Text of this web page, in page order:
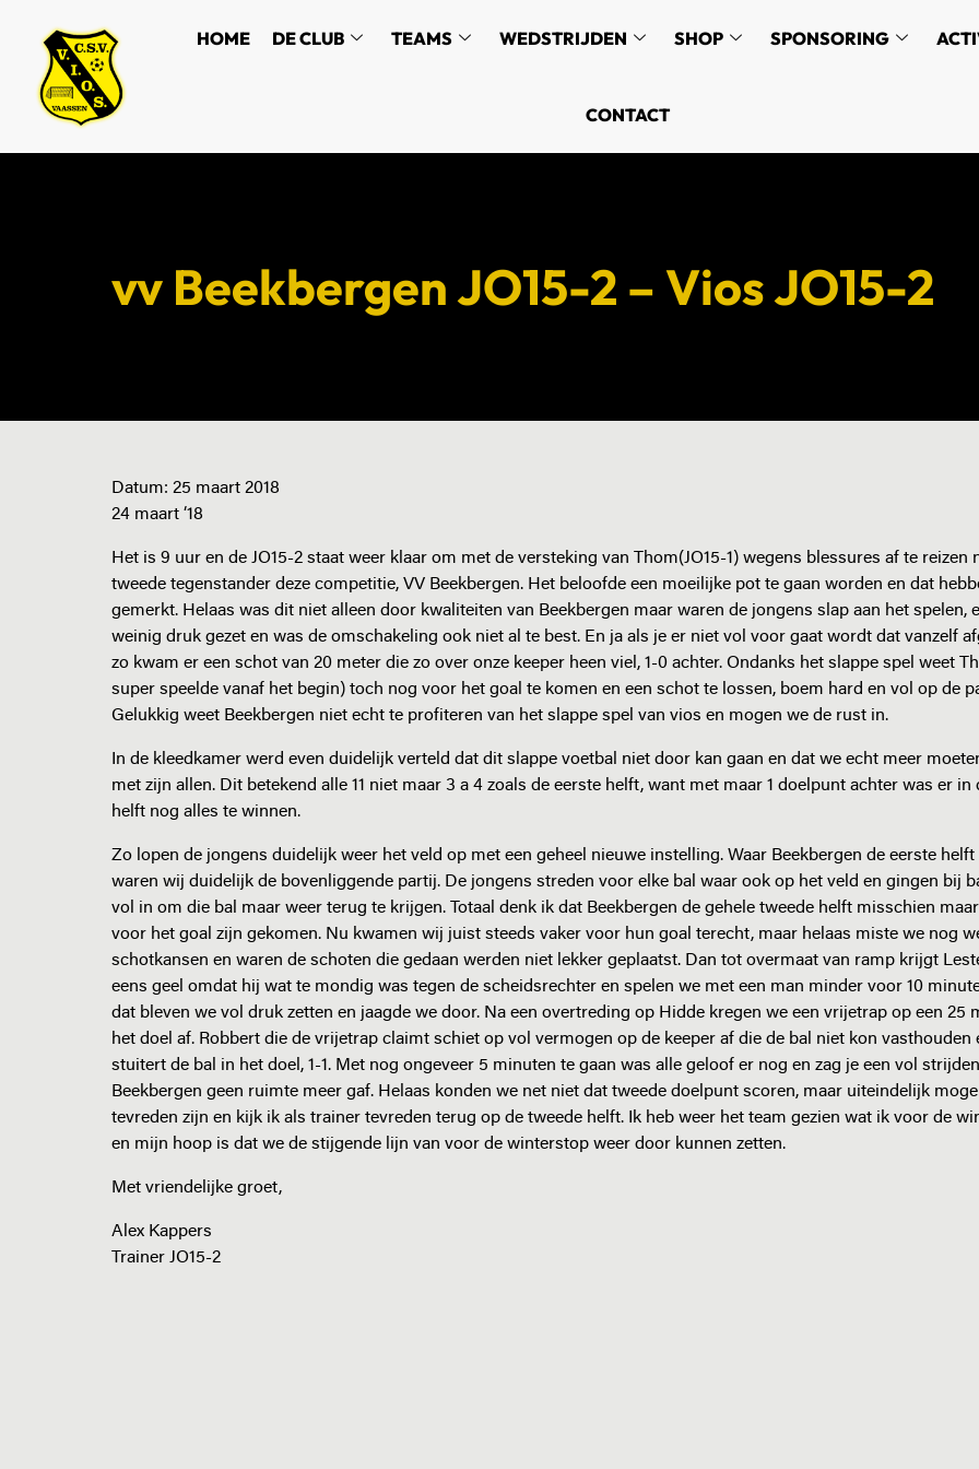
HOME DE CLUB TEAMS WEDSTRIJDEN SHOP SPONSORING
CONTACT
vv Beekbergen JO15-2 – Vios JO15-2
Datum: 25 maart 2018
24 maart ‘18
Het is 9 uur en de JO15-2 staat weer klaar om met de versteking van Thom(JO15-1) wegens blessures af te reizen
tweede tegenstander deze competitie, VV Beekbergen. Het beloofde een moeilijke pot te gaan worden en dat
gemerkt. Helaas was dit niet alleen door kwaliteiten van Beekbergen maar waren de jongens slap aan het spelen,
weinig druk gezet en was de omschakeling ook niet al te best. En ja als je er niet vol voor gaat wordt dat vanzelf
zo kwam er een schot van 20 meter die zo over onze keeper heen viel, 1-0 achter. Ondanks het slappe spel weet
super speelde vanaf het begin) toch nog voor het goal te komen en een schot te lossen, boem hard en vol op de
Gelukkig weet Beekbergen niet echt te profiteren van het slappe spel van vios en mogen we de rust in.
In de kleedkamer werd even duidelijk verteld dat dit slappe voetbal niet door kan gaan en dat we echt meer
met zijn allen. Dit betekend alle 11 niet maar 3 a 4 zoals de eerste helft, want met maar 1 doelpunt achter was er in
helft nog alles te winnen.
Zo lopen de jongens duidelijk weer het veld op met een geheel nieuwe instelling. Waar Beekbergen de eerste
waren wij duidelijk de bovenliggende partij. De jongens streden voor elke bal waar ook op het veld en gingen bij
vol in om die bal maar weer terug te krijgen. Totaal denk ik dat Beekbergen de gehele tweede helft misschien
voor het goal zijn gekomen. Nu kwamen wij juist steeds vaker voor hun goal terecht, maar helaas miste we nog
schotkansen en waren de schoten die gedaan werden niet lekker geplaatst. Dan tot overmaat van ramp krijgt
eens geel omdat hij wat te mondig was tegen de scheidsrechter en spelen we met een man minder voor 10
dat bleven we vol druk zetten en jaagde we door. Na een overtreding op Hidde kregen we een vrijetrap op een 25
het doel af. Robbert die de vrijetrap claimt schiet op vol vermogen op de keeper af die de bal niet kon vasthouden
stuitert de bal in het doel, 1-1. Met nog ongeveer 5 minuten te gaan was alle geloof er nog en zag je een vol
Beekbergen geen ruimte meer gaf. Helaas konden we net niet dat tweede doelpunt scoren, maar uiteindelijk
tevreden zijn en kijk ik als trainer tevreden terug op de tweede helft. Ik heb weer het team gezien wat ik voor de
en mijn hoop is dat we de stijgende lijn van voor de winterstop weer door kunnen zetten.
Met vriendelijke groet,
Alex Kappers
Trainer JO15-2